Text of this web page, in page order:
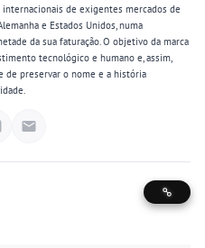
de exigentes mercados de
e Estados Unidos, numa
da sua faturação. O objetivo da marca
tecnológico e humano e, assim,
de preservar o nome e a história